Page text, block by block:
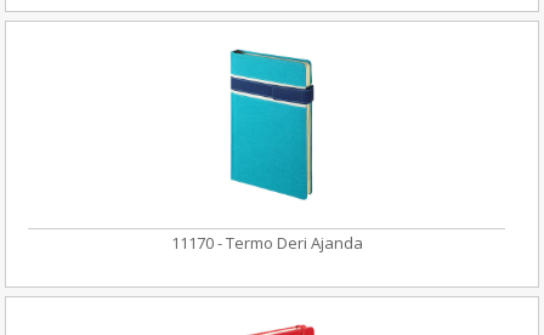
11170 - Termo Deri Ajanda